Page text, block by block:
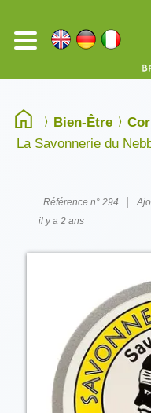
Bien-Être
La Savonnerie du
Référence n° 294 |
il y a 2 ans